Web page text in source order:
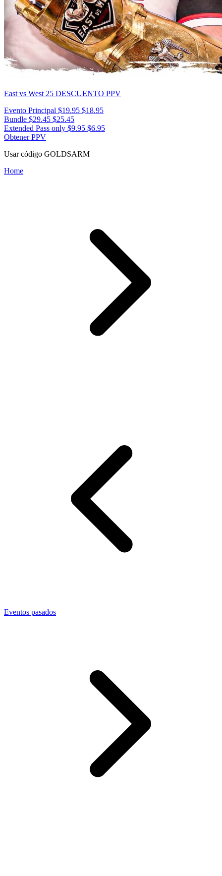
East vs West 25 DESCUENTO PPV
Evento Principal $19.95 $18.95
Bundle $29.45 $25.45
Extended Pass only $9.95 $6.95
Obtener PPV
Usar código GOLDSARM
Home
Eventos pasados